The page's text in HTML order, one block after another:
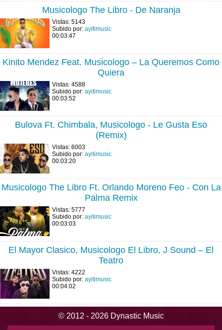
Musicologo The Libro - De Naranja
Vistas: 5143
Subido por: ayitimusic
00:03:47
Kinito Mendez Feat. Musicologo – La Queremos Como
Quiera
Vistas: 4588
Subido por: ayitimusic
00:03:52
Bulova Ft. Chimbala, Musicologo - Le Gusta Eso
(Remix)
Vistas: 6003
Subido por: ayitimusic
00:03:20
Musicologo The Libro Ft. Orlando Moreno Feo - Con La
Palma Remix
Vistas: 5777
Subido por: ayitimusic
00:03:03
El Mayor Clasico, Musicologo El Libro, J Sound – El
Teatro
Vistas: 4222
Subido por: ayitimusic
00:04:02
© 2012 - 2026 Dynastic Music